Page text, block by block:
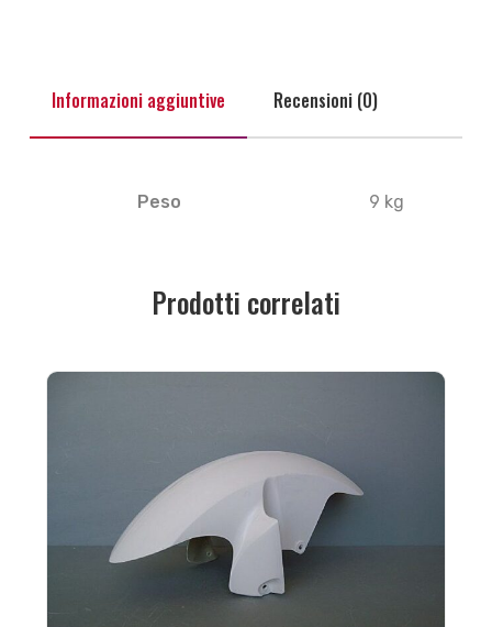
Informazioni aggiuntive Recensioni (0)
Peso 9 kg
Prodotti correlati